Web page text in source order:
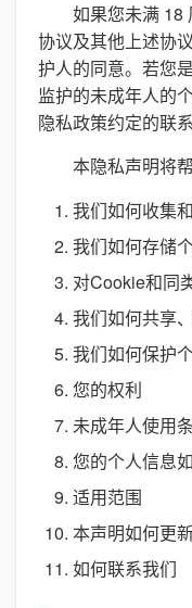
如果您未满 18
协议及其他上述协
护人的同意。若您
监护的未成年人的
隐私政策约定的联
本隐私声明将
我们如何收集
我们如何存储
对Cookie和同
我们如何共享
我们如何保护
您的权利
未成年人使用
您的个人信息
适用范围
本声明如何更
如何联系我们